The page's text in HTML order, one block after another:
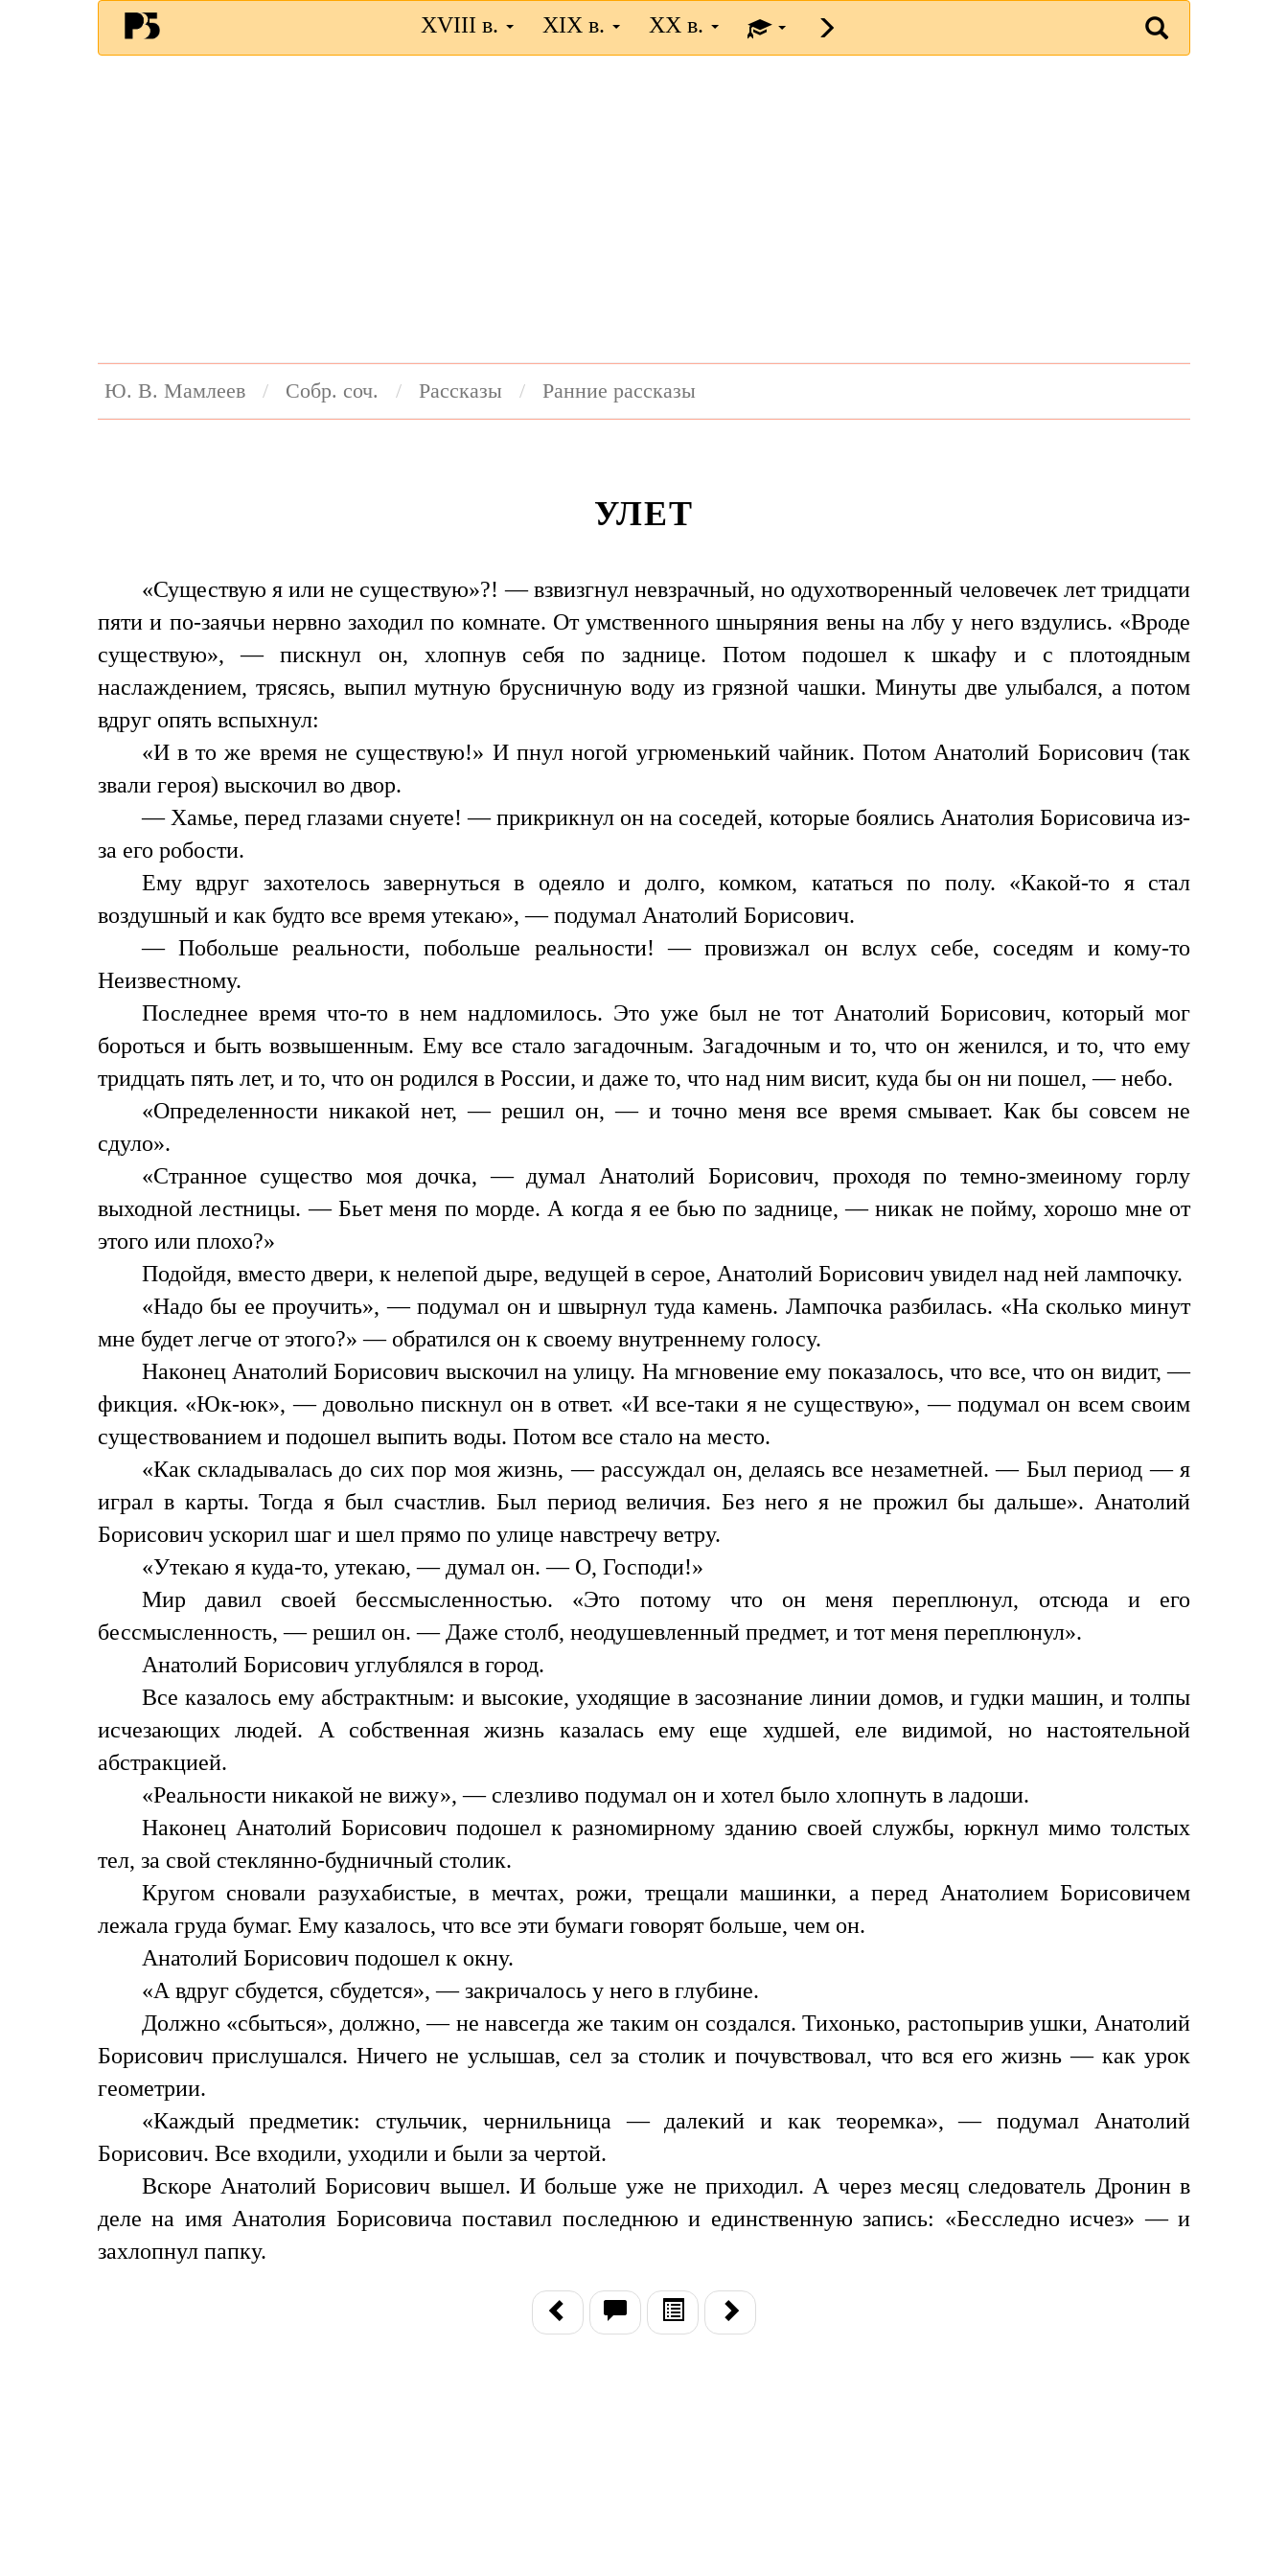
XVIII в. XIX в. XX в.
Ю. В. Мамлеев Собр. соч. Рассказы Ранние рассказы
УЛЕТ
«Существую я или не существую»?! — взвизгнул невзрачный, но одухотворенный человечек лет тридцати
пяти и по-заячьи нервно заходил по комнате. От умственного шныряния вены на лбу у него вздулись. «Вроде
существую», — пискнул он, хлопнув себя по заднице. Потом подошел к шкафу и с плотоядным
наслаждением, трясясь, выпил мутную брусничную воду из грязной чашки. Минуты две улыбался, а потом
вдруг опять вспыхнул:
«И в то же время не существую!» И пнул ногой угрюменький чайник. Потом Анатолий Борисович (так
звали героя) выскочил во двор.
— Хамье, перед глазами снуете! — прикрикнул он на соседей, которые боялись Анатолия Борисовича из-
за его робости.
Ему вдруг захотелось завернуться в одеяло и долго, комком, кататься по полу. «Какой-то я стал
воздушный и как будто все время утекаю», — подумал Анатолий Борисович.
— Побольше реальности, побольше реальности! — провизжал он вслух себе, соседям и кому-то
Неизвестному.
Последнее время что-то в нем надломилось. Это уже был не тот Анатолий Борисович, который мог
бороться и быть возвышенным. Ему все стало загадочным. Загадочным и то, что он женился, и то, что ему
тридцать пять лет, и то, что он родился в России, и даже то, что над ним висит, куда бы он ни пошел, — небо.
«Определенности никакой нет, — решил он, — и точно меня все время смывает. Как бы совсем не
сдуло».
«Странное существо моя дочка, — думал Анатолий Борисович, проходя по темно-змеиному горлу
выходной лестницы. — Бьет меня по морде. А когда я ее бью по заднице, — никак не пойму, хорошо мне от
этого или плохо?»
Подойдя, вместо двери, к нелепой дыре, ведущей в серое, Анатолий Борисович увидел над ней лампочку.
«Надо бы ее проучить», — подумал он и швырнул туда камень. Лампочка разбилась. «На сколько минут
мне будет легче от этого?» — обратился он к своему внутреннему голосу.
Наконец Анатолий Борисович выскочил на улицу. На мгновение ему показалось, что все, что он видит, —
фикция. «Юк-юк», — довольно пискнул он в ответ. «И все-таки я не существую», — подумал он всем своим
существованием и подошел выпить воды. Потом все стало на место.
«Как складывалась до сих пор моя жизнь, — рассуждал он, делаясь все незаметней. — Был период — я
играл в карты. Тогда я был счастлив. Был период величия. Без него я не прожил бы дальше». Анатолий
Борисович ускорил шаг и шел прямо по улице навстречу ветру.
«Утекаю я куда-то, утекаю, — думал он. — О, Господи!»
Мир давил своей бессмысленностью. «Это потому что он меня переплюнул, отсюда и его
бессмысленность, — решил он. — Даже столб, неодушевленный предмет, и тот меня переплюнул».
Анатолий Борисович углублялся в город.
Все казалось ему абстрактным: и высокие, уходящие в засознание линии домов, и гудки машин, и толпы
исчезающих людей. А собственная жизнь казалась ему еще худшей, еле видимой, но настоятельной
абстракцией.
«Реальности никакой не вижу», — слезливо подумал он и хотел было хлопнуть в ладоши.
Наконец Анатолий Борисович подошел к разномирному зданию своей службы, юркнул мимо толстых
тел, за свой стеклянно-будничный столик.
Кругом сновали разухабистые, в мечтах, рожи, трещали машинки, а перед Анатолием Борисовичем
лежала груда бумаг. Ему казалось, что все эти бумаги говорят больше, чем он.
Анатолий Борисович подошел к окну.
«А вдруг сбудется, сбудется», — закричалось у него в глубине.
Должно «сбыться», должно, — не навсегда же таким он создался. Тихонько, растопырив ушки, Анатолий
Борисович прислушался. Ничего не услышав, сел за столик и почувствовал, что вся его жизнь — как урок
геометрии.
«Каждый предметик: стульчик, чернильница — далекий и как теоремка», — подумал Анатолий
Борисович. Все входили, уходили и были за чертой.
Вскоре Анатолий Борисович вышел. И больше уже не приходил. А через месяц следователь Дронин в
деле на имя Анатолия Борисовича поставил последнюю и единственную запись: «Бесследно исчез» — и
захлопнул папку.